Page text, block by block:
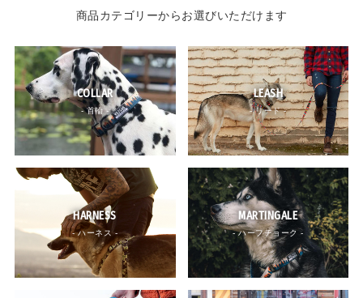
商品カテゴリーからお選びいただけます
COLLAR
- 首輪 -
LEASH
- リード -
HARNESS
- ハーネス -
MARTINGALE
- ハーフチョーク -